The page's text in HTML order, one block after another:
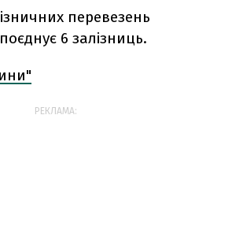
перевезень
6 залізниць.
РЕКЛАМА: